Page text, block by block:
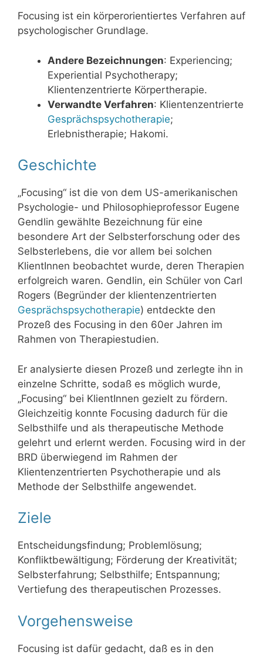
Focusing ist ein körperorientiertes Verfahren auf
psychologischer Grundlage.
Andere Bezeichnungen: Experiencing;
Experiential Psychotherapy;
Klientenzentrierte Körpertherapie.
Verwandte Verfahren: Klientenzentrierte
Gesprächspsychotherapie;
Erlebnistherapie; Hakomi.
Geschichte
„Focusing“ ist die von dem US-amerikanischen
Psychologie- und Philosophieprofessor Eugene
Gendlin gewählte Bezeichnung für eine
besondere Art der Selbsterforschung oder des
Selbsterlebens, die vor allem bei solchen
KlientInnen beobachtet wurde, deren Therapien
erfolgreich waren. Gendlin, ein Schüler von Carl
Rogers (Begründer der klientenzentrierten
Gesprächspsychotherapie) entdeckte den
Prozeß des Focusing in den 60er Jahren im
Rahmen von Therapiestudien.
Er analysierte diesen Prozeß und zerlegte ihn in
einzelne Schritte, sodaß es möglich wurde,
„Focusing“ bei KlientInnen gezielt zu fördern.
Gleichzeitig konnte Focusing dadurch für die
Selbsthilfe und als therapeutische Methode
gelehrt und erlernt werden. Focusing wird in der
BRD überwiegend im Rahmen der
Klientenzentrierten Psychotherapie und als
Methode der Selbsthilfe angewendet.
Ziele
Entscheidungsfindung; Problemlösung;
Konfliktbewältigung; Förderung der Kreativität;
Selbsterfahrung; Selbsthilfe; Entspannung;
Vertiefung des therapeutischen Prozesses.
Vorgehensweise
Focusing ist dafür gedacht, daß es in den